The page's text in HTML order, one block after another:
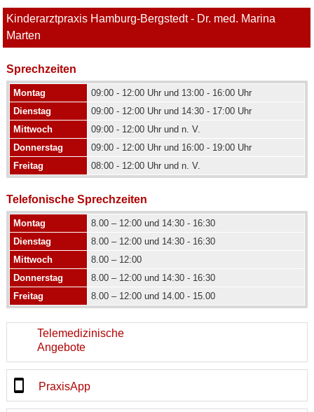
Kinderarztpraxis Hamburg-Bergstedt - Dr. med. Marina
Marten
Sprechzeiten
Montag
09:00 - 12:00 Uhr und 13:00 - 16:00 Uhr
Dienstag
09:00 - 12:00 Uhr und 14:30 - 17:00 Uhr
Mittwoch
09:00 - 12:00 Uhr und n. V.
Donnerstag
09:00 - 12:00 Uhr und 16:00 - 19:00 Uhr
Freitag
08:00 - 12:00 Uhr und n. V.
Telefonische Sprechzeiten
Montag
8.00 – 12:00 und 14:30 - 16:30
Dienstag
8.00 – 12:00 und 14:30 - 16:30
Mittwoch
8.00 – 12:00
Donnerstag
8.00 – 12:00 und 14:30 - 16:30
Freitag
8.00 – 12:00 und 14.00 - 15.00
Telemedizinische
Angebote
PraxisApp